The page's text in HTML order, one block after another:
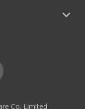
Co. Limited